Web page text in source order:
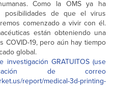
Como la OMS ya ha
de que el virus
comenzado a vivir con él.
están obteniendo una
COVID-19, pero aún hay tiempo
global.
GRATUITOS (use
de correo
report/medical-3d-printing-